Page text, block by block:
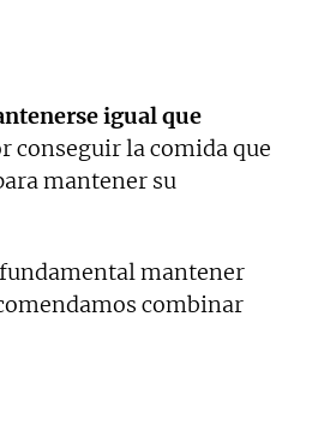
igual que
conseguir la comida que
mantener su
mantener
combinar